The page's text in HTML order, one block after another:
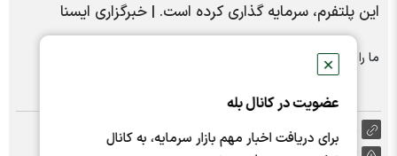
✕
عضویت در کانال بله
برای دریافت اخبار مهم بازار سرمایه، به کانال
این پلتفرم، سرمایه گذاری کرده است. | خبرگزاری ایسنا
ما را در شبکه های اجتماعی دنبال کنید :
https://nabzebourse.com/000MK8